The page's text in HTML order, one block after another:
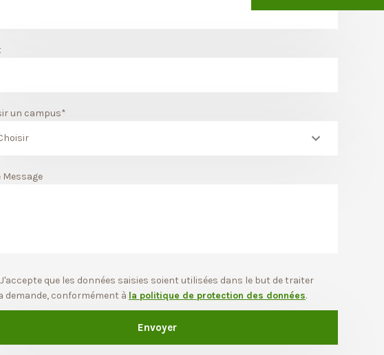
un campus*
Message
J'accepte que les données saisies soient utilisées dans le but de traiter
demande, conformément à la politique de protection des données.